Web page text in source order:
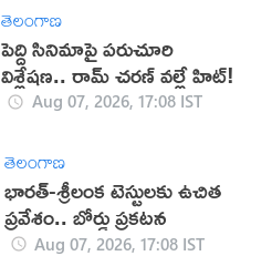
తెలంగాణ
పెద్ది సినిమాపై పరుచూరి
విశ్లేషణ.. రామ్ చరణ్ వల్లే హిట్!
Aug 07, 2026, 17:08 IST
తెలంగాణ
భారత్-శ్రీలంక టెస్టులకు ఉచిత
ప్రవేశం.. బోర్డు ప్రకటన
Aug 07, 2026, 17:08 IST